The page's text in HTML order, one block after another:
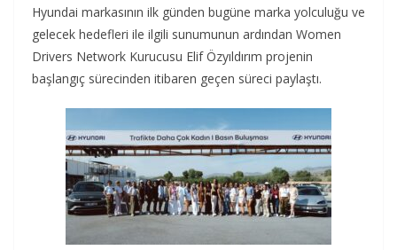
Hyundai markasının ilk günden bugüne marka yolculuğu ve
gelecek hedefleri ile ilgili sunumunun ardından Women
Drivers Network Kurucusu Elif Özyıldırım projenin
başlangıç sürecinden itibaren geçen süreci paylaştı.